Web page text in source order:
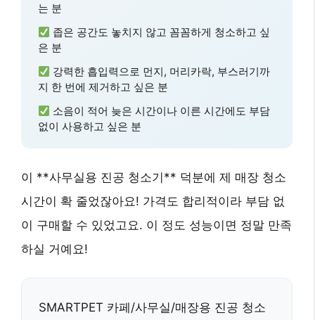
는 분
좁은 공간도 놓치지 않고 꼼꼼하게 청소하고 싶
은 분
강력한 흡입력으로 먼지, 머리카락, 부스러기까
지 한 번에 제거하고 싶은 분
소음이 적어 늦은 시간이나 이른 시간에도 부담
없이 사용하고 싶은 분
이 **사무실용 진공 청소기** 덕분에 제 매장 청소
시간이 확 줄었잖아요! 가격도 합리적이라 부담 없
이 구매할 수 있었고요. 이 정도 성능이면 정말 만족
하실 거예요!
SMARTPET 카페/사무실/매장용 진공 청소